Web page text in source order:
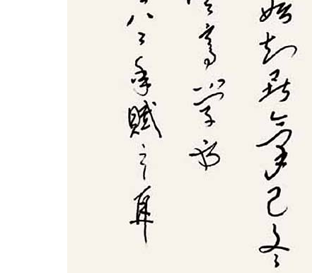
最近更新
你会被旁门左道怪力乱神所迷
佛法告诉你怎么转苦为乐
生活中处处都体现着佛法
达摩祖师与梁武帝的经典对话